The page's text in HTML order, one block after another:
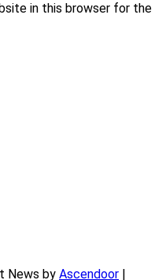
in this browser for the
News by Ascendoor |